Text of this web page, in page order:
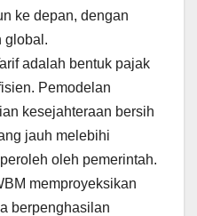
ke depan, dengan
global.
adalah bentuk pajak
Pemodelan
kesejahteraan bersih
jauh melebihi
oleh pemerintah.
memproyeksikan
berpenghasilan